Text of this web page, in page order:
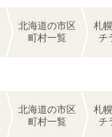
北海道の市区
町村一覧
札
チ
北海道の市区
町村一覧
札
チ